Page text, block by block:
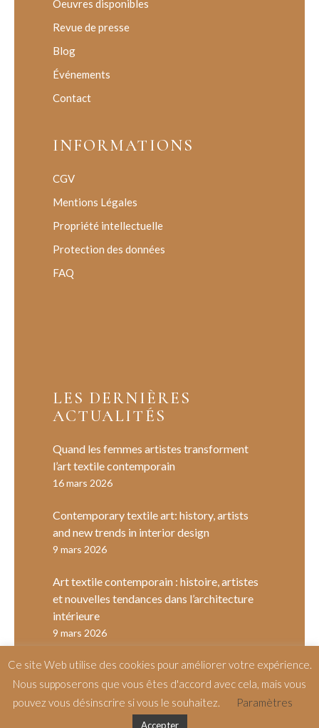
Oeuvres disponibles
Revue de presse
Blog
Événements
Contact
INFORMATIONS
CGV
Mentions Légales
Propriété intellectuelle
Protection des données
FAQ
LES DERNIÈRES
ACTUALITÉS
Quand les femmes artistes transforment
l’art textile contemporain
16 mars 2026
Contemporary textile art: history, artists
and new trends in interior design
9 mars 2026
Art textile contemporain : histoire, artistes
et nouvelles tendances dans l’architecture
intérieure
9 mars 2026
Ce site Web utilise des cookies pour améliorer votre expérience.
Nous supposerons que vous êtes d'accord avec cela, mais vous
pouvez vous désinscrire si vous le souhaitez.
Paramètres
Accepter